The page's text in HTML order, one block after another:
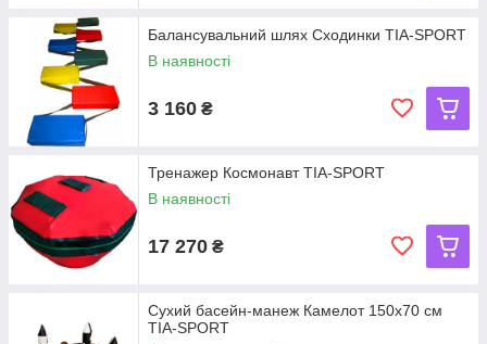
Балансувальний шлях Сходинки TIA-SPORT
В наявності
3 160 ₴
Тренажер Космонавт TIA-SPORT
В наявності
17 270 ₴
Сухий басейн-манеж Камелот 150х70 см
TIA-SPORT